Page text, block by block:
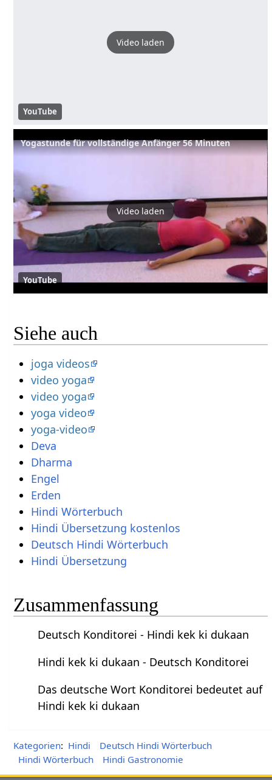
Video laden
YouTube
Yogastunde für vollständige Anfänger 56 Minuten
Video laden
YouTube
Siehe auch
joga videos
video yoga
video yoga
yoga video
yoga-video
Deva
Dharma
Engel
Erden
Hindi Wörterbuch
Hindi Übersetzung kostenlos
Deutsch Hindi Wörterbuch
Hindi Übersetzung
Zusammenfassung
Deutsch Konditorei - Hindi kek ki dukaan
Hindi kek ki dukaan - Deutsch Konditorei
Das deutsche Wort Konditorei bedeutet auf
Hindi kek ki dukaan
Kategorien: Hindi
Deutsch Hindi Wörterbuch
Hindi Wörterbuch
Hindi Gastronomie